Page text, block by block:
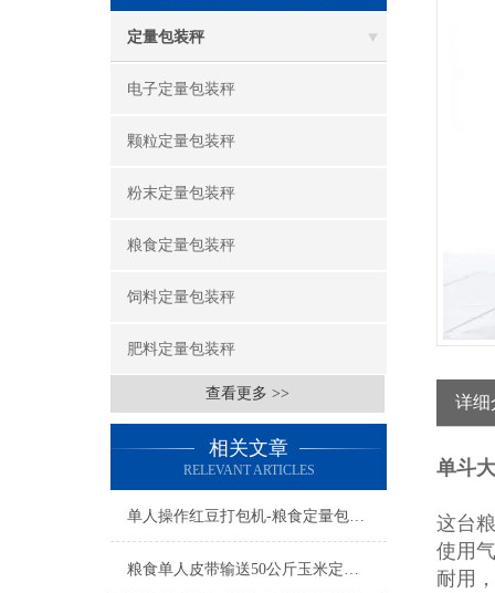
定量包装秤
电子定量包装秤
颗粒定量包装秤
粉末定量包装秤
粮食定量包装秤
饲料定量包装秤
肥料定量包装秤
查看更多 >>
相关文章
RELEVANT ARTICLES
单人操作红豆打包机-粮食定量包装秤简介
粮食单人皮带输送50公斤玉米定量包装秤产品简介
详细
单斗
这台
使用
耐用